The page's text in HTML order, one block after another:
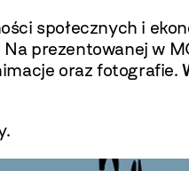
społecznych i
prezentowanej w
oraz fotografie.